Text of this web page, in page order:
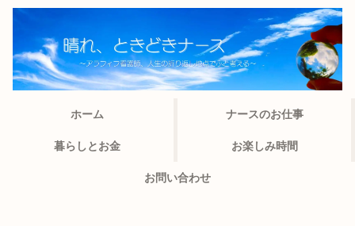
ホーム ナースのお仕事
暮らしとお金 お楽しみ時間
お問い合わせ